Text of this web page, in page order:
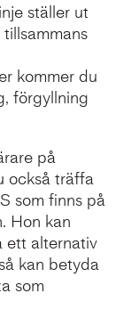
ställer ut
kommer du
förgyllning
på
också träffa
som finns på
Hon kan
ett alternativ
kan betyda
som